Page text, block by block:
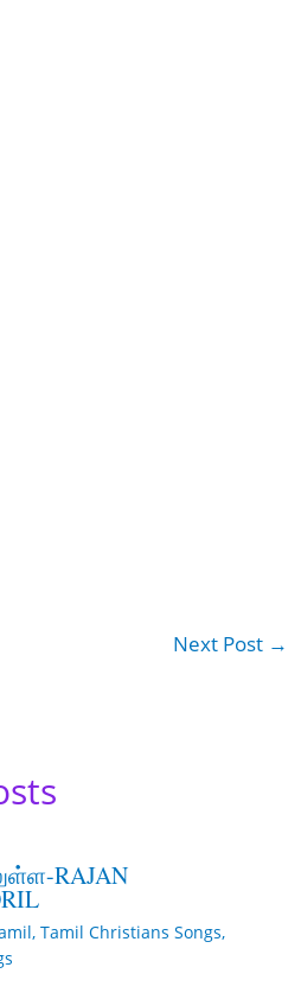
Next Post →
RAJAN
, Tamil Christians Songs,